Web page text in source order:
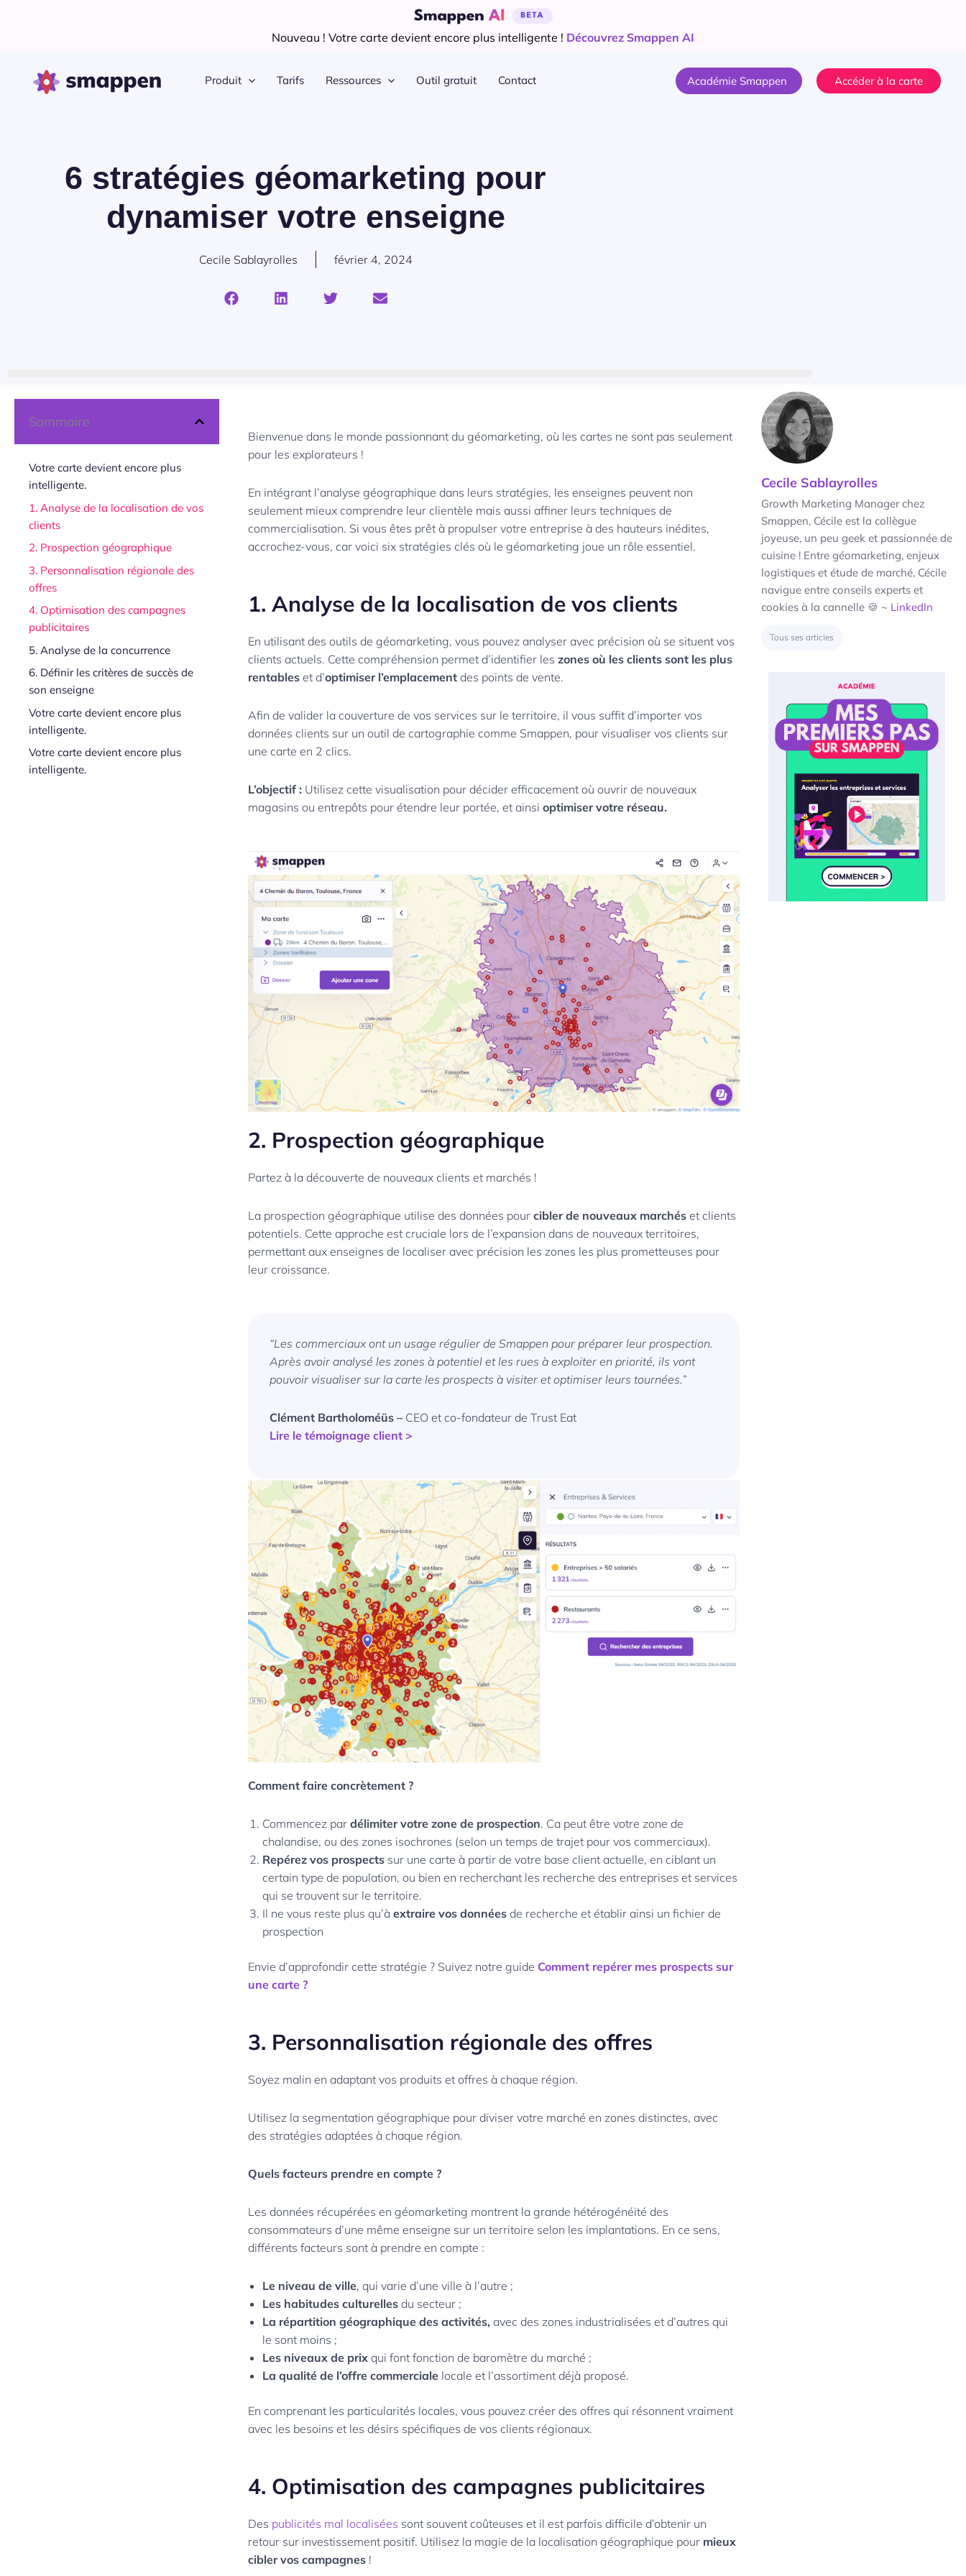
Nouveau ! Votre carte devient encore plus intelligente ! Découvrez Smappen AI
Produit Tarifs Ressources Outil gratuit Contact Académie Smappen Accéder à la carte
6 stratégies géomarketing pour
dynamiser votre enseigne
Cecile Sablayrolles février 4, 2024
Sommaire
Votre carte devient encore plus
intelligente.
1. Analyse de la localisation de vos
clients
2. Prospection géographique
3. Personnalisation régionale des
offres
4. Optimisation des campagnes
publicitaires
5. Analyse de la concurrence
6. Définir les critères de succès de
son enseigne
Votre carte devient encore plus
intelligente.
Votre carte devient encore plus
intelligente.
Bienvenue dans le monde passionnant du géomarketing, où les cartes ne sont pas seulement
pour les explorateurs !
En intégrant l’analyse géographique dans leurs stratégies, les enseignes peuvent non
seulement mieux comprendre leur clientèle mais aussi affiner leurs techniques de
commercialisation. Si vous êtes prêt à propulser votre entreprise à des hauteurs inédites,
accrochez-vous, car voici six stratégies clés où le géomarketing joue un rôle essentiel.
1. Analyse de la localisation de vos clients
En utilisant des outils de géomarketing, vous pouvez analyser avec précision où se situent vos
clients actuels. Cette compréhension permet d’identifier les zones où les clients sont les plus
rentables et d’optimiser l’emplacement des points de vente.
Afin de valider la couverture de vos services sur le territoire, il vous suffit d’importer vos
données clients sur un outil de cartographie comme Smappen, pour visualiser vos clients sur
une carte en 2 clics.
L’objectif : Utilisez cette visualisation pour décider efficacement où ouvrir de nouveaux
magasins ou entrepôts pour étendre leur portée, et ainsioptimiser votre réseau.
2. Prospection géographique
Partez à la découverte de nouveaux clients et marchés !
La prospection géographique utilise des données pourcibler de nouveaux marchés et clients
potentiels. Cette approche est cruciale lors de l’expansion dans de nouveaux territoires,
permettant aux enseignes de localiser avec précision les zones les plus prometteuses pour
leur croissance.
“Les commerciaux ont un usage régulier de Smappen pour préparer leur prospection.
Après avoir analysé les zones à potentiel et les rues à exploiter en priorité, ils vont
pouvoir visualiser sur la carte les prospects à visiter et optimiser leurs tournées.”
Clément Bartholoméüs – CEO et co-fondateur de Trust Eat
Lire le témoignage client >
Comment faire concrètement ?
Commencez pardélimiter votre zone de prospection. Ca peut être votre zone de
chalandise, ou des zones isochrones (selon un temps de trajet pour vos commerciaux).
Repérez vos prospects sur une carte à partir de votre base client actuelle, en ciblant un
certain type de population, ou bien en recherchant les recherche des entreprises et services
qui se trouvent sur le territoire.
Il ne vous reste plus qu’àextraire vos données de recherche et établir ainsi un fichier de
prospection
Envie d’approfondir cette stratégie ? Suivez notre guide Comment repérer mes prospects sur
une carte ?
3. Personnalisation régionale des offres
Soyez malin en adaptant vos produits et offres à chaque région.
Utilisez la segmentation géographique pour diviser votre marché en zones distinctes, avec
des stratégies adaptées à chaque région.
Quels facteurs prendre en compte ?
Les données récupérées en géomarketing montrent la grande hétérogénéité des
consommateurs d’une même enseigne sur un territoire selon les implantations. En ce sens,
différents facteurs sont à prendre en compte :
Le niveau de ville, qui varie d’une ville à l’autre ;
Les habitudes culturelles du secteur ;
La répartition géographique des activités, avec des zones industrialisées et d’autres qui
le sont moins ;
Les niveaux de prix qui font fonction de baromètre du marché ;
La qualité de l’offre commerciale locale et l’assortiment déjà proposé.
En comprenant les particularités locales, vous pouvez créer des offres qui résonnent vraiment
avec les besoins et les désirs spécifiques de vos clients régionaux.
4. Optimisation des campagnes publicitaires
Des publicités mal localisées sont souvent coûteuses et il est parfois difficile d’obtenir un
retour sur investissement positif. Utilisez la magie de la localisation géographique pour mieux
cibler vos campagnes !
Cecile Sablayrolles
Growth Marketing Manager chez
Smappen, Cécile est la collègue
joyeuse, un peu geek et passionnée de
cuisine ! Entre géomarketing, enjeux
logistiques et étude de marché, Cécile
navigue entre conseils experts et
cookies à la cannelle 🍪 ~ LinkedIn
Tous ses articles